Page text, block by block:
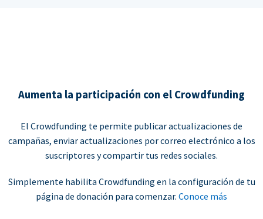
Aumenta la participación con el Crowdfunding
El Crowdfunding te permite publicar actualizaciones de
campañas, enviar actualizaciones por correo electrónico a los
suscriptores y compartir tus redes sociales.
Simplemente habilita Crowdfunding en la configuración de tu
página de donación para comenzar. Conoce más